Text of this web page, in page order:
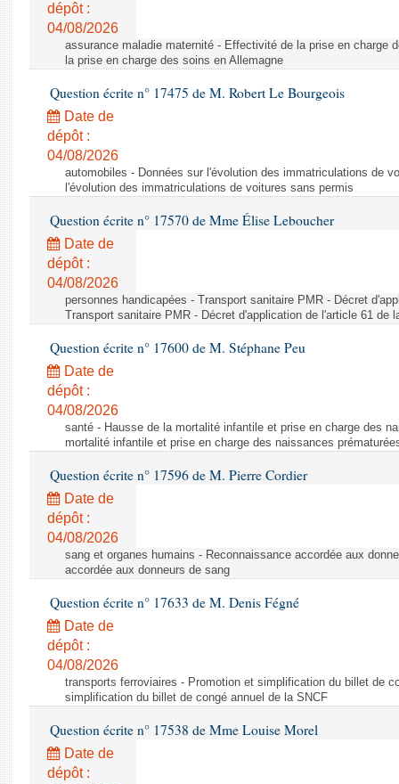
dépôt :
04/08/2026
assurance maladie maternité - Effectivité de la prise en charge
la prise en charge des soins en Allemagne
Question écrite n° 17475 de M. Robert Le Bourgeois
Date de
dépôt :
04/08/2026
automobiles - Données sur l'évolution des immatriculations de
l'évolution des immatriculations de voitures sans permis
Question écrite n° 17570 de Mme Élise Leboucher
Date de
dépôt :
04/08/2026
personnes handicapées - Transport sanitaire PMR - Décret
Transport sanitaire PMR - Décret d'application de l'article 61 de
Question écrite n° 17600 de M. Stéphane Peu
Date de
dépôt :
04/08/2026
santé - Hausse de la mortalité infantile et prise en charge des
mortalité infantile et prise en charge des naissances
Question écrite n° 17596 de M. Pierre Cordier
Date de
dépôt :
04/08/2026
sang et organes humains - Reconnaissance accordée aux
accordée aux donneurs de sang
Question écrite n° 17633 de M. Denis Fégné
Date de
dépôt :
04/08/2026
transports ferroviaires - Promotion et simplification du billet de
simplification du billet de congé annuel de la SNCF
Question écrite n° 17538 de Mme Louise Morel
Date de
dépôt :